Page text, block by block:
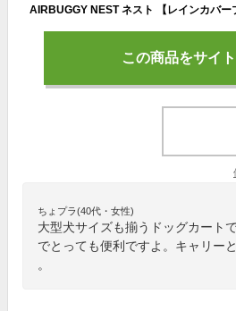
この商品をサイ
ちょプラ(40代・女性)
大型犬サイズも揃うドッグカート
でとっても便利ですよ。キャリー
。